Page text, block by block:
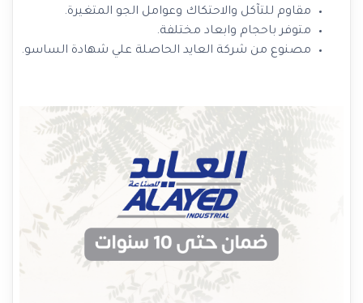
مقاوم للتآكل والاحتكاك وعوامل الجو المتغيرة.
متوفر باحجام وابعاد مختلفة.
مصنوع من شركة العايد الحاصلة علي شهادة الساسو.